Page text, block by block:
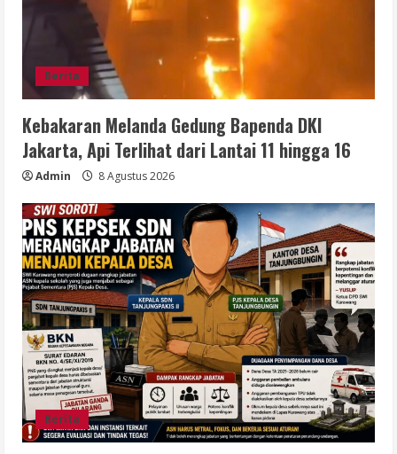
Berita
Kebakaran Melanda Gedung Bapenda DKI
Jakarta, Api Terlihat dari Lantai 11 hingga 16
Admin 8 Agustus 2026
Berita